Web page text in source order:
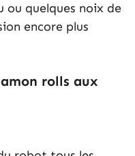
ou quelques noix de
encore plus
rolls aux